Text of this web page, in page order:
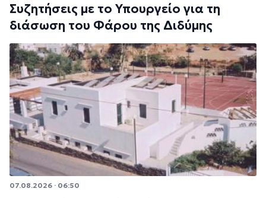
Συζητήσεις με το Υπουργείο για τη
διάσωση του Φάρου της Διδύμης
07.08.2026 · 06:50